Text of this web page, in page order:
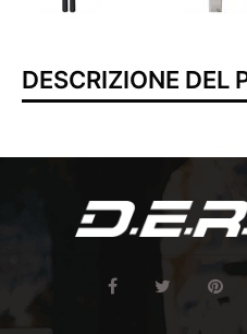
DESCRIZIONE DEL